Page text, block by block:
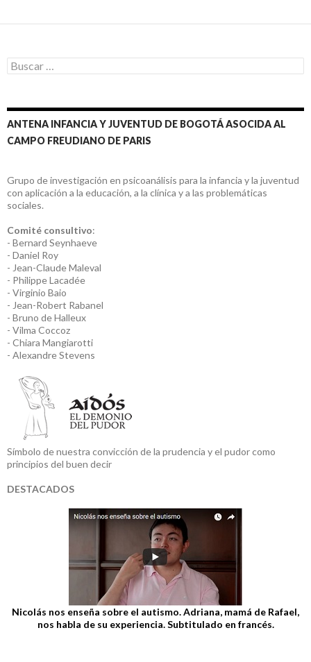
Buscar:
ANTENA INFANCIA Y JUVENTUD DE BOGOTÁ ASOCIDA AL
CAMPO FREUDIANO DE PARIS
Grupo de investigación en psicoanálisis para la infancia y la juventud
con aplicación a la educación, a la clínica y a las problemáticas
sociales.
Comité consultivo:
- Bernard Seynhaeve
- Daniel Roy
- Jean-Claude Maleval
- Philippe Lacadée
- Virginio Baio
- Jean-Robert Rabanel
- Bruno de Halleux
- Vilma Coccoz
- Chiara Mangiarotti
- Alexandre Stevens
Símbolo de nuestra convicción de la prudencia y el pudor como
principios del buen decir
DESTACADOS
Nicolás nos enseña sobre el autismo. Adriana, mamá de Rafael,
nos habla de su experiencia. Subtitulado en francés.